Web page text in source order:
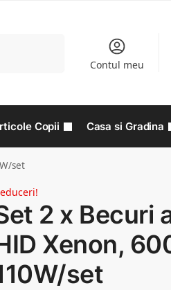
Contul meu
Copii Casa si Gradina
set
2 x Becuri
Xenon,
set